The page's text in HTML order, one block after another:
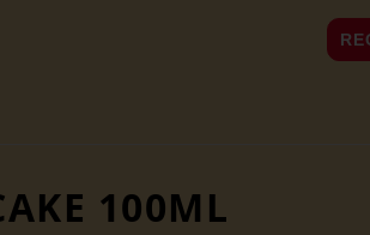
100ML